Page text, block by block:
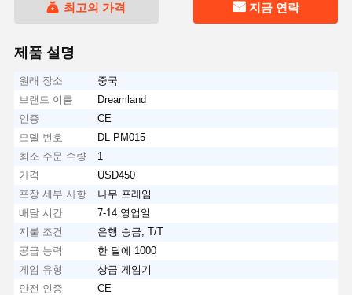
최고의 가격 지금 연락
제품 설명
원래 장소
중국
브랜드 이름
Dreamland
인증
CE
모델 번호
DL-PM015
최소 주문 수량
1
가격
USD450
포장 세부 사항
나무 프레임
배달 시간
7-14 영업일
지불 조건
은행 송금, T/T
공급 능력
한 달에 1000
게임 유형
상금 게임기
안전 인증
CE